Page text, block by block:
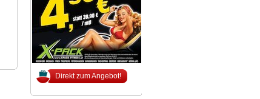
Direkt zum Angebot!